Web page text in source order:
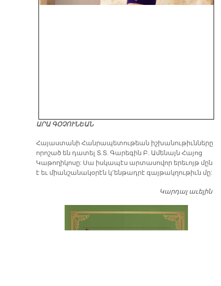
ԱՐԱ ԳՕՉՈՒՆԵԱՆ
​Հայաստանի Հանրապետութեան իշխանութիւնները
որոշած են դատել Տ.Տ. Գարեգին Բ. Ամենայն Հայոց
Կաթողիկոսը: Սա իսկապէս արտասովոր երեւոյթ մըն
է եւ միանշանակօրէն կ՚ենթադրէ գայթակղութիւն մը:
Կարդալ աւելին